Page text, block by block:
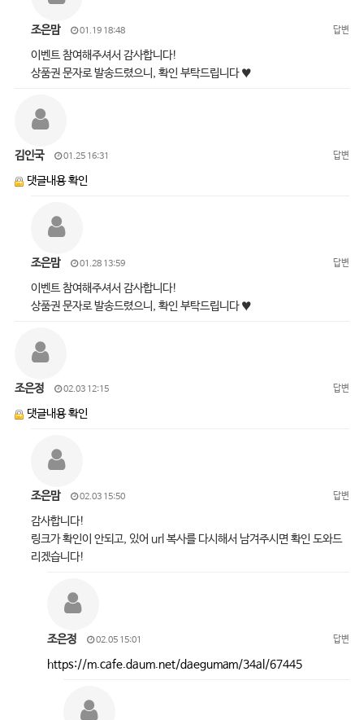
조은맘 01.19 18:48 답변
이벤트 참여해주셔서 감사합니다!
상품권 문자로 발송드렸으니, 확인 부탁드립니다 ♥
김인국 01.25 16:31 답변
댓글내용 확인
조은맘 01.28 13:59 답변
이벤트 참여해주셔서 감사합니다!
상품권 문자로 발송드렸으니, 확인 부탁드립니다 ♥
조은정 02.03 12:15 답변
댓글내용 확인
조은맘 02.03 15:50 답변
감사합니다!
링크가 확인이 안되고, 있어 url 복사를 다시해서 남겨주시면 확인 도와드
리겠습니다!
조은정 02.05 15:01 답변
https://m.cafe.daum.net/daegumam/34al/67445